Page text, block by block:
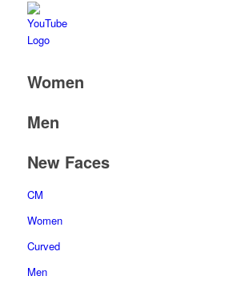
Women
Men
New Faces
CM
Women
Curved
Men